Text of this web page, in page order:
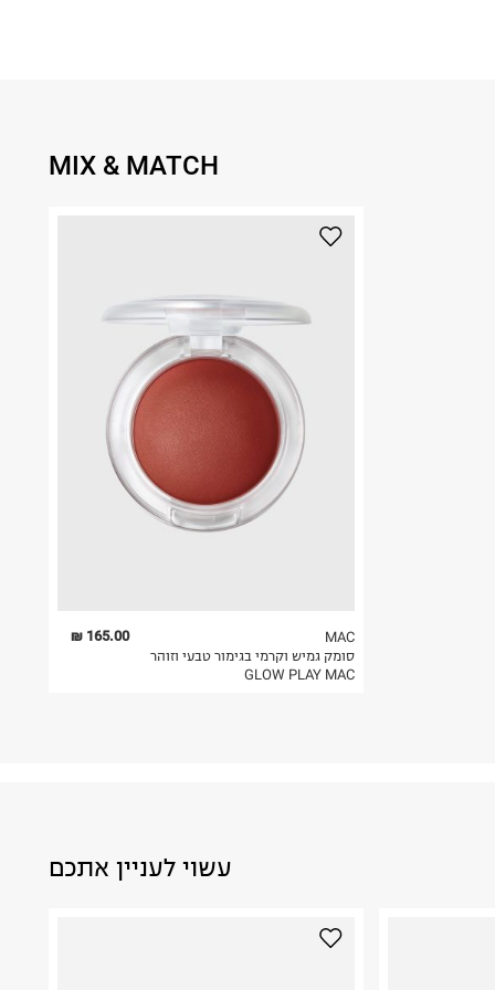
MIX & MATCH
165.00 ₪
MAC
סומק גמיש וקרמי בגימור טבעי וזוהר
GLOW PLAY MAC
עשוי לעניין אתכם